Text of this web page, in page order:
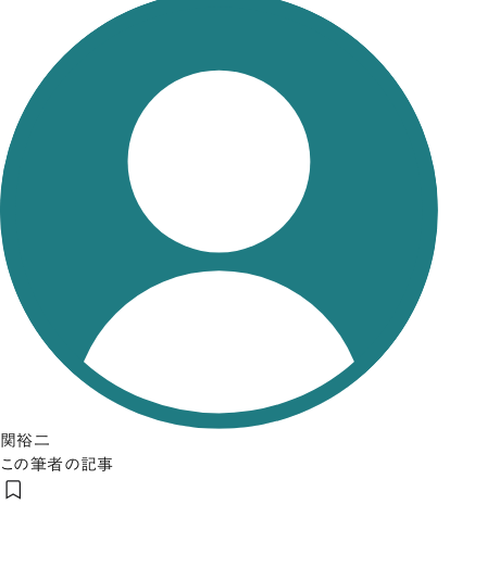
関裕二
この筆者の記事